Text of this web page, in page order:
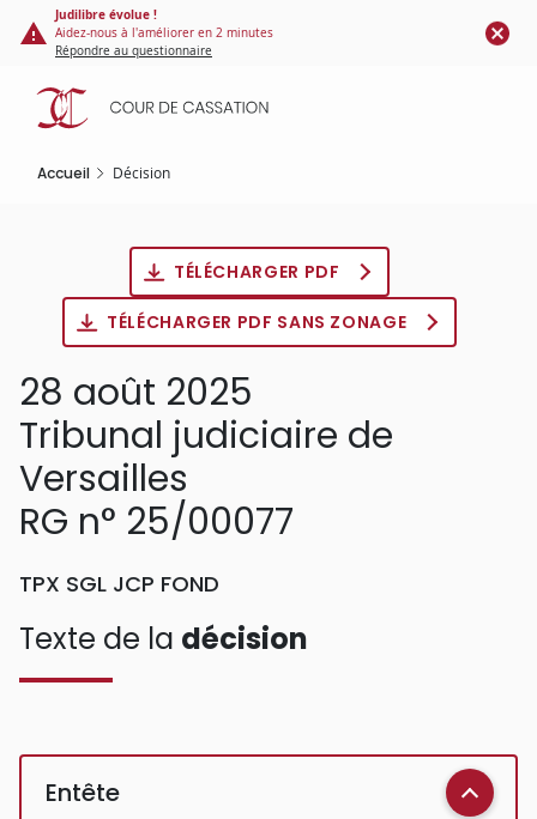
Panneau de gestion des cookies
contenu
principal
Judilibre évolue !
Aidez-nous à l'améliorer en 2 minutes
Répondre au questionnaire
Accueil Décision
TÉLÉCHARGER PDF
TÉLÉCHARGER PDF SANS ZONAGE
28 août 2025
Tribunal judiciaire de
Versailles
RG n° 25/00077
TPX SGL JCP FOND
Texte de la décision
Entête